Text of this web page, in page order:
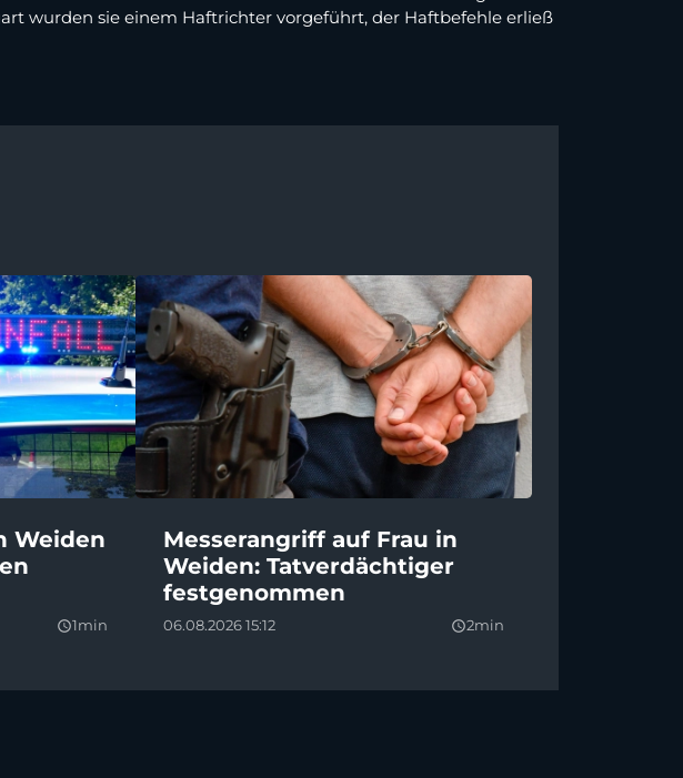
wurden sie einem Haftrichter vorgeführt, der Haftbefehle erließ
Weiden
query_builder1min
Messerangriff auf Frau in
Weiden: Tatverdächtiger
festgenommen
06.08.2026 15:12 query_builder2min